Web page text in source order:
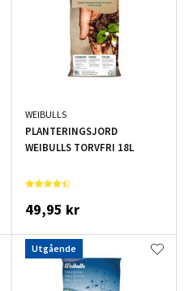
WEIBULLS
PLANTERINGSJORD
WEIBULLS TORVFRI 18L
49,95 kr
Utgående